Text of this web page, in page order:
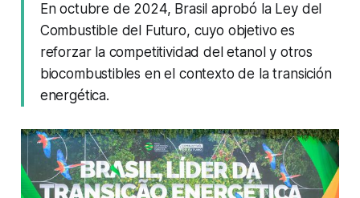
En octubre de 2024, Brasil aprobó la Ley del
Combustible del Futuro, cuyo objetivo es
reforzar la competitividad del etanol y otros
biocombustibles en el contexto de la transición
energética.